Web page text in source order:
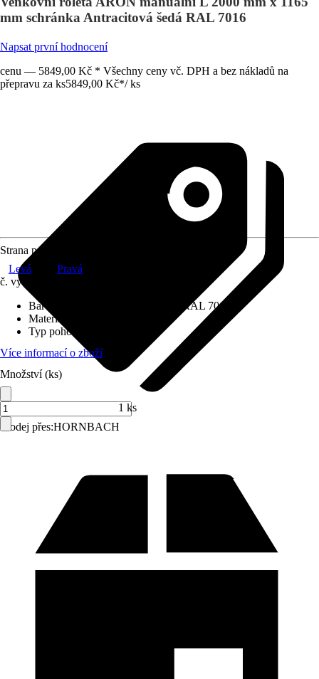
mm schránka Antracitová šedá RAL 7016
Napsat první hodnocení
cenu — 5849,00 Kč * Všechny ceny vč. DPH a bez nákladů na
přepravu za ks5849,00 Kč*/ ks
Prodej přes:HORNBACH
Strana pohonu
Levá
Pravá
č. výrobku
Barva schránky
Antracitová šedá RAL 7016
Materiál závěsu
Typ pohonu
Více informací o zboží
Množství (ks)
1 ks